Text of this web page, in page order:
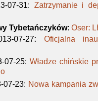
07-31: Zatrzymanie i
Tybetańczyków:Oser:
07-27: Oficjalna
07-25:Władze chińskie
07-23: Nowa kampania